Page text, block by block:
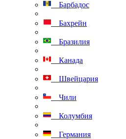
Барбадос
Бахрейн
Бразилия
Канада
Швейцария
Чили
Колумбия
Германия